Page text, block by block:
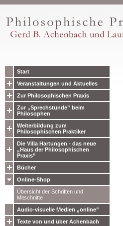
Start
Veranstaltungen und Aktuelles
Zur Philosophischen Praxis
Zur „Sprechstunde” beim
Philosophen
Weiterbildung zum
Philosophischen Praktiker
Die Villa Hartungen - das neue
„Haus der Philosophischen
Praxis”
Bücher
Online-Shop
Übersicht der Schriften und
Mitschnitte
Audio-visuelle Medien „online”
Texte von und über Achenbach